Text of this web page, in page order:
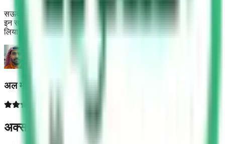
सऊदी दल्ला के सवाल बहुत कठिन हैं। मैंने फाइनल परीक्षा देने से पहले ऐप में
इन सवालों का अभ्यास किया और बिना किसी चिंता के कंप्यूटर टेस्ट पास कर
लिया।
अल महमूद अकरम
अक्सर पूछे जाने वाले सवाल